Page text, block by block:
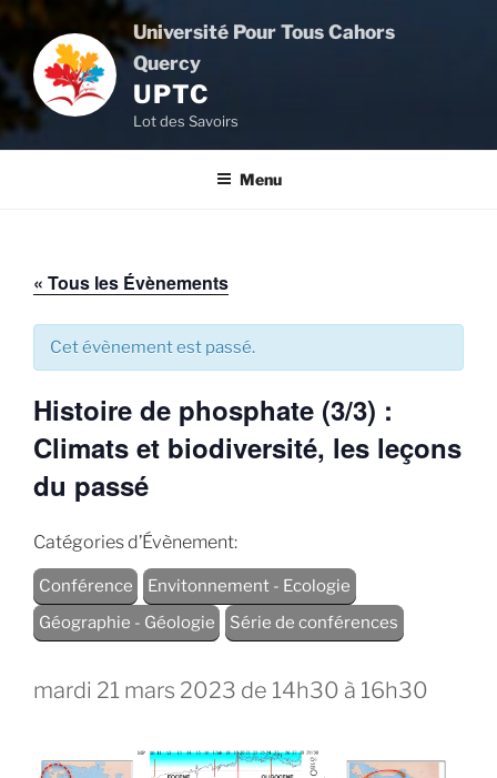
contenu
principal
Université Pour Tous Cahors
Quercy
UPTC
Lot des Savoirs
Menu
« Tous les Évènements
Cet évènement est passé.
Histoire de phosphate (3/3) :
Climats et biodiversité, les leçons
du passé
Catégories d’Évènement:
Conférence
Envitonnement - Ecologie
Géographie - Géologie
Série de conférences
mardi 21 mars 2023 de 14h30 à 16h30